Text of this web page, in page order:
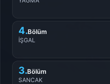
4.Bölüm
İŞGAL
3.Bölüm
SANCAK